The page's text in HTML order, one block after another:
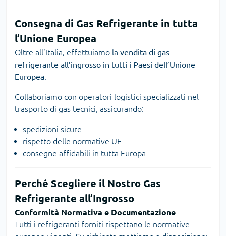
Consegna di Gas Refrigerante in tutta
l’Unione Europea
Oltre all’Italia, effettuiamo la vendita di gas
refrigerante all’ingrosso in tutti i Paesi dell’Unione
Europea.
Collaboriamo con operatori logistici specializzati nel
trasporto di gas tecnici, assicurando:
spedizioni sicure
rispetto delle normative UE
consegne affidabili in tutta Europa
Perché Scegliere il Nostro Gas
Refrigerante all’Ingrosso
Conformità Normativa e Documentazione
Tutti i refrigeranti forniti rispettano le normative